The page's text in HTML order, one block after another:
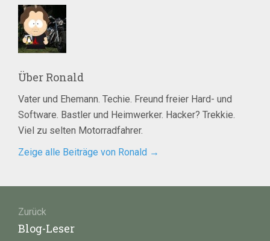
Über Ronald
Vater und Ehemann. Techie. Freund freier Hard- und
Software. Bastler und Heimwerker. Hacker? Trekkie.
Viel zu selten Motorradfahrer.
Zeige alle Beiträge von Ronald →
Zurück
Vorheriger
Blog-Leser